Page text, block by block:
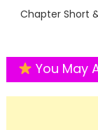
Chapter Short
You May